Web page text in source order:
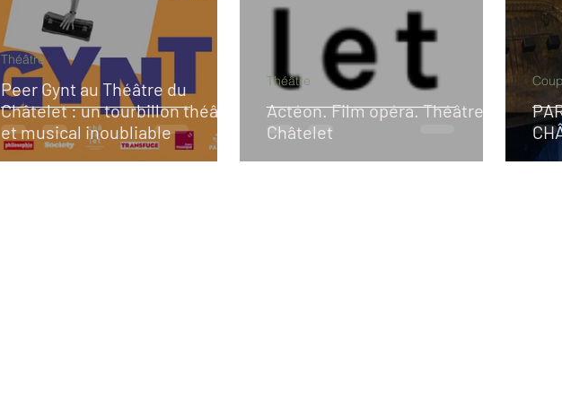
Peer Gynt au Théâtre du
Châtelet : un tourbillon théâtral
et musical inoubliable
Théâtre
Actéon. Film opéra. Théâtre du
Châtelet
Théâtre